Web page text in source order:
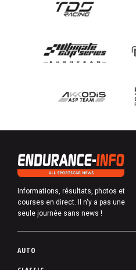
Informations, résultats, photos et
courses en direct. Il n'y a pas une
seule journée sans news !
P
AUTO